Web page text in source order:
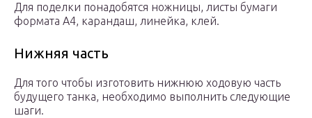
Для поделки понадобятся ножницы, листы бумаги
формата А4, карандаш, линейка, клей.
Нижняя часть
Для того чтобы изготовить нижнюю ходовую часть
будущего танка, необходимо выполнить следующие
шаги.